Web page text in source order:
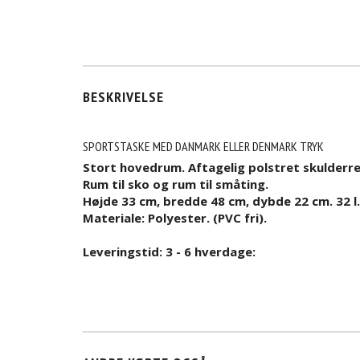
BESKRIVELSE
SPORTSTASKE MED DANMARK ELLER DENMARK TRYK
Stort hovedrum. Aftagelig polstret
Rum til sko og rum til småting.
Højde 33 cm, bredde 48 cm, dybde 22 cm. 32 l.
Materiale: Polyester. (PVC fri).
Leveringstid: 3 - 6 hverdage: